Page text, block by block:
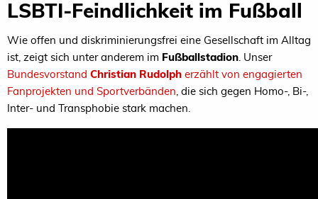
LSBTI-Feindlichkeit im Fußball
Wie offen und diskriminierungsfrei eine Gesellschaft im Alltag
ist, zeigt sich unter anderem im Fußballstadion. Unser
Bundesvorstand Christian Rudolph erzählt von engagierten
Fanprojekten und Sportverbänden, die sich gegen Homo-, Bi-,
Inter- und Transphobie stark machen.